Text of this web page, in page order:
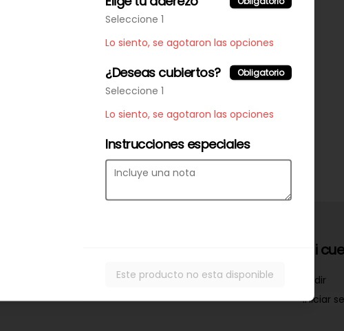
Mi
Pedir
Iniciar
Seleccione 1
Lo siento, se agotaron las opciones
¿Deseas cubiertos? Obligatorio
Seleccione 1
Lo siento, se agotaron las opciones
Instrucciones especiales
Este producto no esta disponible